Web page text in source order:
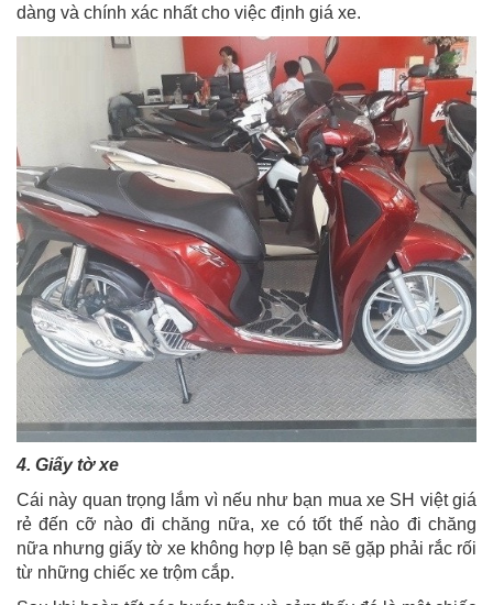
dàng và chính xác nhất cho việc định giá xe.
4. Giấy tờ xe
Cái này quan trọng lắm vì nếu như bạn mua xe SH việt giá
rẻ đến cỡ nào đi chăng nữa, xe có tốt thế nào đi chăng
nữa nhưng giấy tờ xe không hợp lệ bạn sẽ gặp phải rắc rối
từ những chiếc xe trộm cắp.